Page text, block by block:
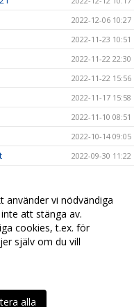
2022-12-06 10:27
2022-11-23 10:51
2022-11-22 22:30
2022-11-22 15:56
2022-11-17 15:58
2022-11-10 08:51
2022-10-14 09:05
2022-09-30 11:22
2022-09-23 11:19
2020-12-11 15:11
använder vi nödvändiga
att stänga av.
cookies, t.ex. för
själv om du vill
alla